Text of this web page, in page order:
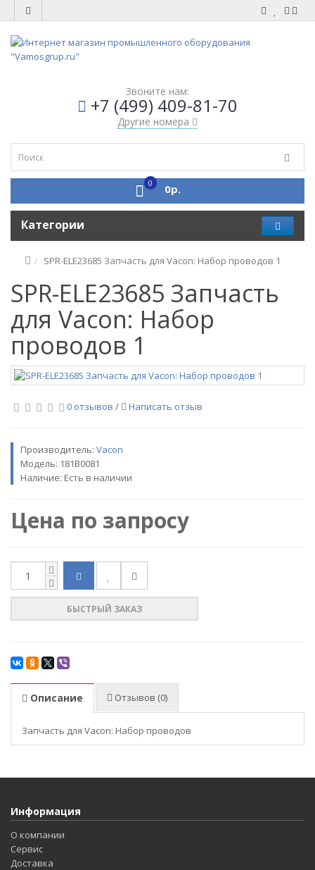
Звоните нам:
+7 (499) 409-81-70
Другие номера
0 0р.
Категории
SPR-ELE23685 Запчасть для Vacon: Набор проводов 1
SPR-ELE23685 Запчасть
для Vacon: Набор
проводов 1
0 отзывов / Написать отзыв
Производитель: Vacon
Модель: 181B0081
Наличие: Есть в наличии
Цена по запросу
БЫСТРЫЙ ЗАКАЗ
Описание Отзывов (0)
Запчасть для Vacon: Набор проводов
Информация
О компании
Сервис
Доставка